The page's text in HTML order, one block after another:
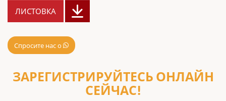
ЛИСТОВКА
Спросите нас о
ЗАРЕГИСТРИРУЙТЕСЬ ОНЛАЙН
СЕЙЧАС!